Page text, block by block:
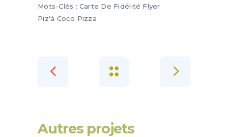
Mots-Clés : Carte De Fidélité Flyer
Piz'à Coco Pizza
Autres projets